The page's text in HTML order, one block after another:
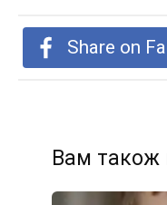
Share on
Вам також